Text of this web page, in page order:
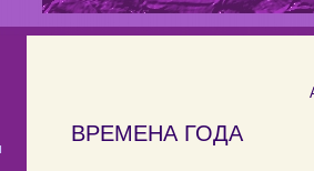
ВРЕМЕНА ГОДА